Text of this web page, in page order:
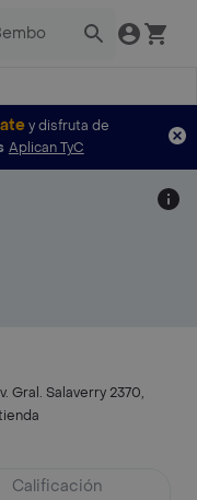
y disfruta de
Aplican TyC
Gral. Salaverry 2370,
Calificación